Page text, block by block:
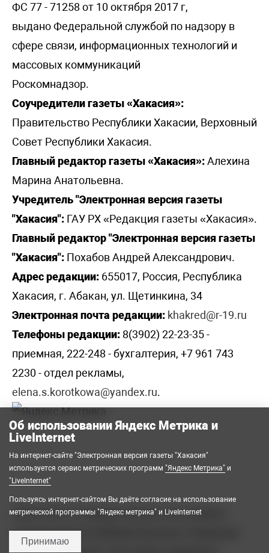
ФС 77 - 71258 от 10 октября 2017 г,
выдано Федеральной службой по надзору в
сфере связи, информационных технологий и
массовых коммуникаций
Роскомнадзор.
Соучредители газеты «Хакасия»:
Правительство Республики Хакасии, Верховный
Совет Республики Хакасия.
Главный редактор газеты «Хакасия»:Алехина
Марина Анатольевна.
Учредитель "Электронная версия газеты
"Хакасия": ГАУ РХ «Редакция газеты «Хакасия».
Главный редактор "Электронная версия газеты
"Хакасия": Похабов Андрей Александрович.
Адрес редакции: 655017, Россия, Республика
Хакасия, г. Абакан, ул. Щетинкина, 34
Электронная почта редакции: khakred@r-19.ru
Телефоны редакции: 8(3902) 22-23-35 -
приемная, 222-248 - бухгалтерия, +7 961 743
2230 - отдел рекламы,
elena.s.korotkowa@yandex.ru.
2008-2026 © Государственное автономное
учреждение Республики Хакасия «Редакция
Об использовании Яндекс Метрика и
LiveInternet
На интернет-сайте "Электронная версия газеты "Хакасия"
используется сервис метрических программ "Яндекс Метрика" и
"LiveInternet"
Пользуясь интернет-сайтом Вы даёте согласие на использование
метрической программы "Яндекс метрика" и LiveInternet
Принимаю